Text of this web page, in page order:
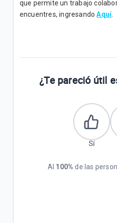
Add Ons de Navegación |
mayor velocidad!
Conozca los Planes Bolsas
Promoción "Conecta tu
Inicial sin costo adicional
que permite un trabajo
encuentres, ingresandoAquí.
¿Te pareció útil
Sí
Al 100% de las